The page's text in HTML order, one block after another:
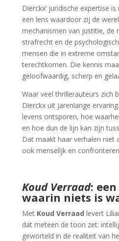
Dierckx’ juridische expertise
een lens waardoor zij de
mechanismen van justitie, de
strafrecht en de
mensen die in extreme
terechtkomen. Die kennis
geloofwaardig, scherp en
Waar veel thrillerauteurs zich
Dierckx uit jarenlange
levens ontsporen, hoe
en hoe dun de lijn kan zijn
Dat maakt haar verhalen niet
ook menselijk en
Koud Verraad:
waarin niets is
Met Koud Verraad levert
dat meteen de toon zet:
geworteld in de realiteit van